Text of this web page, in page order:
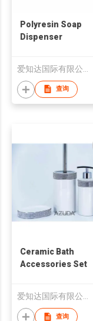
Polyresin Soap
Dispenser
查询
Ceramic Bath
Accessories Set
查询